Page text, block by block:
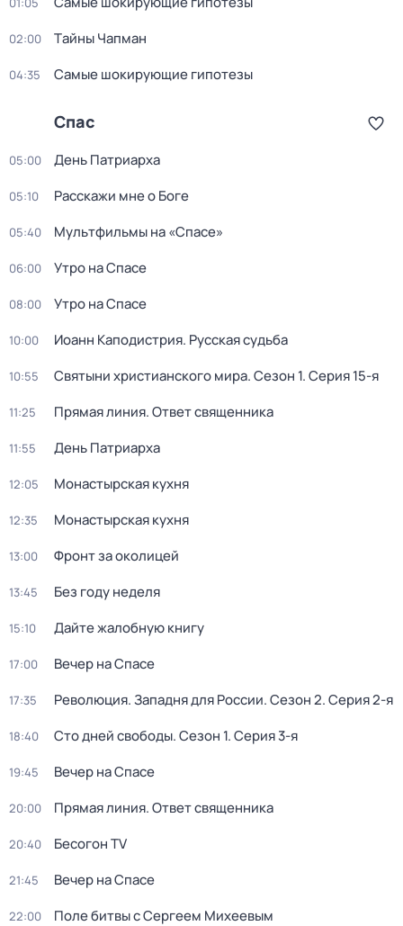
02:00 Тaйны Чапман
04:35 Самые шoкиpующие гипотезы
Спас
05:00 День Патриарха
05:10 Расскажи мне о Боге
05:40 Мультфильмы на «Спасе»
06:00 Утро на Спасе
08:00 Утро на Спасе
10:00 Иоанн Каподистрия. Русская судьба
10:55 Святыни христианского мира. Сезон 1. Серия 15-я
11:25 Прямая линия. Ответ священника
11:55 День Патриарха
12:05 Монастырская кухня
12:35 Монастырская кухня
13:00 Фронт за околицей
13:45 Без году неделя
15:10 Дайте жалобную книгу
17:00 Вeчер на Спасe
17:35 Революция. Западня для России. Сезон 2. Серия 2-я
18:40 Сто дней свободы. Сезон 1. Серия 3-я
19:45 Вeчер на Спасe
20:00 Прямая линия. Ответ священника
20:40 Бесогон TV
21:45 Вeчер на Спасe
22:00 Поле битвы с Сергеем Михеевым